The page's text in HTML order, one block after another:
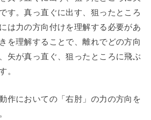
す。真っ直ぐに出す、狙ったところ
は力の方向付けを理解する必要があ
を理解することで、離れでどの方向
矢が真っ直ぐ、狙ったところに飛ぶ
。
作においての「右肘」の力の方向を